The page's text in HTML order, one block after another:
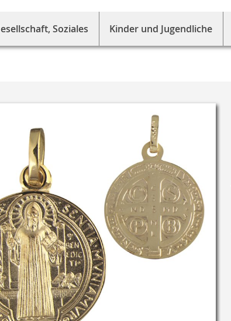
Soziales Kinder und Jugendliche